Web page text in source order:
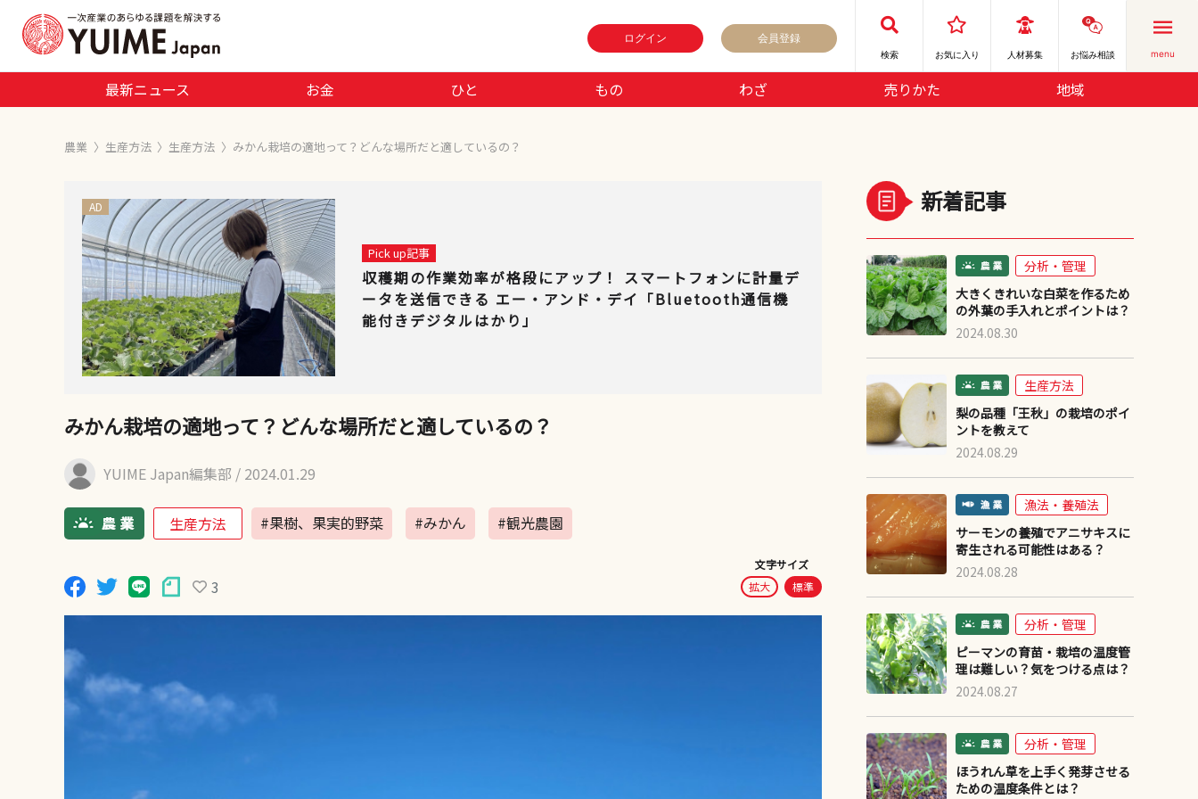
ログイン 会員登録
検索 お気に⼊り 人材募集 お悩み相談 menu
最新ニュース お金 ひと もの わざ 売りかた 地域
農業 〉 生産方法 〉 生産方法 〉 みかん栽培の適地って？どんな場所だと適しているの？
AD
Pick up記事
収穫期の作業効率が格段にアップ！ スマートフォンに計量デ
ータを送信できる エー・アンド・デイ「Bluetooth通信機
能付きデジタルはかり」
みかん栽培の適地って？どんな場所だと適しているの？
YUIME Japan編集部 / 2024.01.29
生産方法 #果樹、果実的野菜 #みかん #観光農園
3
文字サイズ
拡大
標準
新着記事
分析・管理
大きくきれいな白菜を作るため
の外葉の手入れとポイントは？
2024.08.30
生産方法
梨の品種「王秋」の栽培のポイ
ントを教えて
2024.08.29
漁法・養殖法
サーモンの養殖でアニサキスに
寄生される可能性はある？
2024.08.28
分析・管理
ピーマンの育苗・栽培の温度管
理は難しい？気をつける点は？
2024.08.27
分析・管理
ほうれん草を上手く発芽させる
ための温度条件とは？